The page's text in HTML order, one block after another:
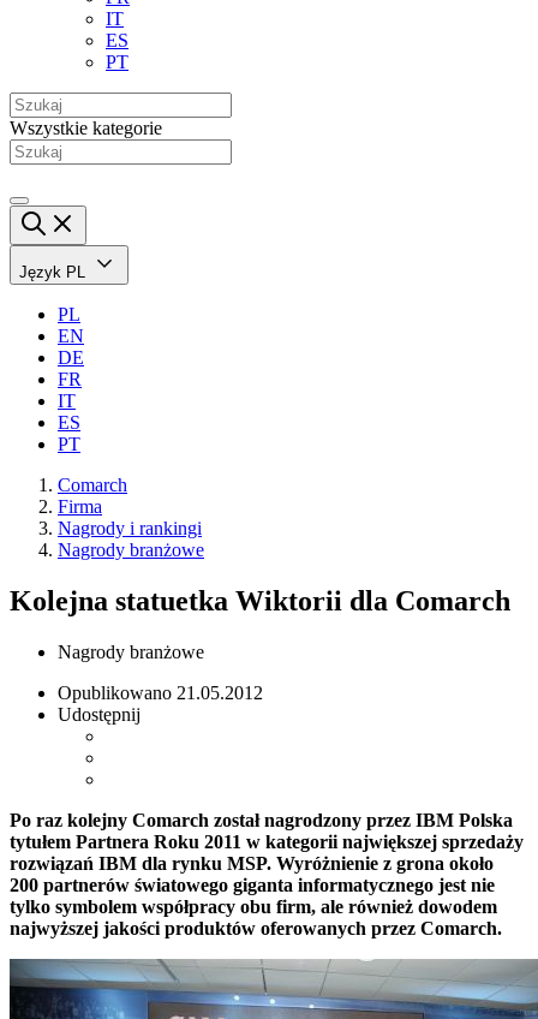
IT
ES
PT
Wszystkie kategorie
Język PL
PL
EN
DE
FR
IT
ES
PT
Comarch
Firma
Nagrody i rankingi
Nagrody branżowe
Kolejna statuetka Wiktorii dla Comarch
Nagrody branżowe
Opublikowano 21.05.2012
Udostępnij
Po raz kolejny Comarch został nagrodzony przez IBM Polska
tytułem Partnera Roku 2011 w kategorii największej sprzedaży
rozwiązań IBM dla rynku MSP. Wyróżnienie z grona około
200 partnerów światowego giganta informatycznego jest nie
tylko symbolem współpracy obu firm, ale również dowodem
najwyższej jakości produktów oferowanych przez Comarch.